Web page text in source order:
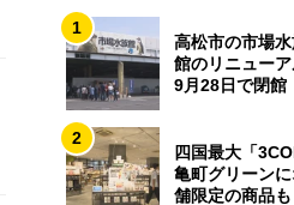
1
高松市の市場
館のリニュー
9月28日で閉館
2
四国最大「
亀町グリーン
舗限定の商品